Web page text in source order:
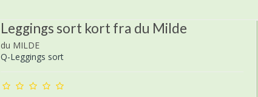
Leggings sort kort fra du Milde
du MILDE
Q-Leggings sort